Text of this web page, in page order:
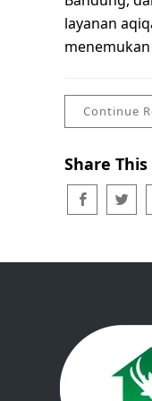
layanan
Continue
Share This